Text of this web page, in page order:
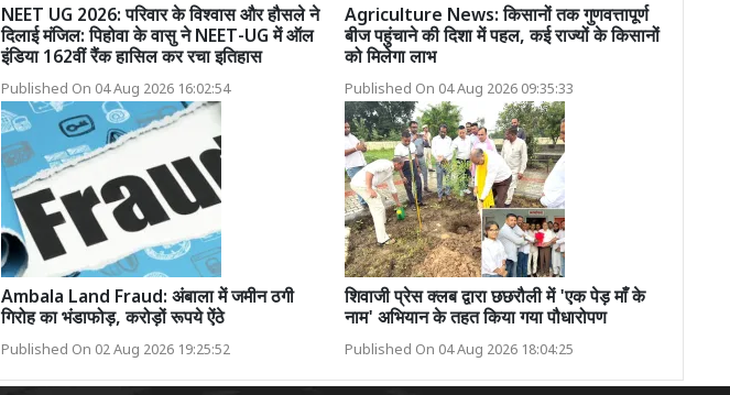
NEET UG 2026: परिवार के विश्वास और हौसले ने
दिलाई मंजिल: पिहोवा के वासु ने NEET-UG में ऑल
इंडिया 162वीं रैंक हासिल कर रचा इतिहास
Published On 04 Aug 2026 16:02:54
Agriculture News: किसानों तक गुणवत्तापूर्ण
बीज पहुंचाने की दिशा में पहल, कई राज्यों के किसानों
को मिलेगा लाभ
Published On 04 Aug 2026 09:35:33
Ambala Land Fraud: अंबाला में जमीन ठगी
गिरोह का भंडाफोड़, करोड़ों रूपये ऐंठे
Published On 02 Aug 2026 19:25:52
शिवाजी प्रेस क्लब द्वारा छछरौली में 'एक पेड़ माँ के
नाम' अभियान के तहत किया गया पौधारोपण
Published On 04 Aug 2026 18:04:25